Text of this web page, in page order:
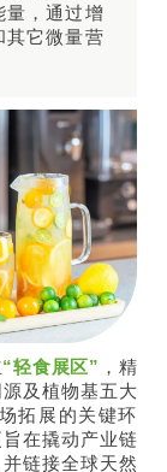
量，通过增
其它微量营
“轻食展区” ，精
及植物基五大
拓展的关键环
在撬动产业链
链接全球天然